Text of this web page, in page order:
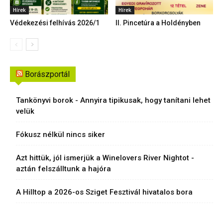
Hírek
Védekezési felhívás 2026/1
Hírek
II. Pincetúra a Holdényben
Borászportál
Tankönyvi borok - Annyira tipikusak, hogy tanítani lehet
velük
Fókusz nélkül nincs siker
Azt hittük, jól ismerjük a Winelovers River Nightot -
aztán felszálltunk a hajóra
A Hilltop a 2026-os Sziget Fesztivál hivatalos bora